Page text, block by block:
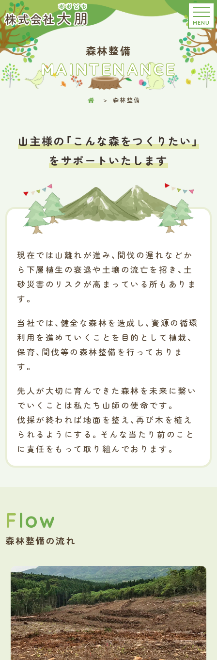
MENU
森林整備
MAINTENANCE
森林整備
山主様の「こんな森をつくりたい」
をサポートいたします
現在では山離れが進み、間伐の遅れなどか
ら下層植生の衰退や土壌の流亡を招き、土
砂災害のリスクが高まっている所もありま
す。
当社では、健全な森林を造成し、資源の循環
利用を進めていくことを目的として植栽、
保育、間伐等の森林整備を行っておりま
す。
先人が大切に育んできた森林を未来に繋い
でいくことは私たち山師の使命です。
伐採が終われば地面を整え、再び木を植え
られるようにする。そんな当たり前のこと
に責任をもって取り組んでおります。
Flow
森林整備の流れ